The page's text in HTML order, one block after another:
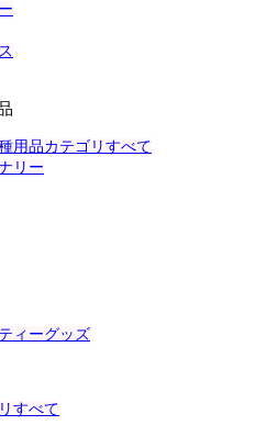
用品カテゴリすべて
リー
ィーグッズ
すべて